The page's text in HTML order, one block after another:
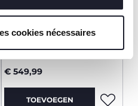
bannière, vous consentez à
du service demandé.
cookies nécessaires
+ KLEUREN
Trio Seety 2
€ 549,99
TOEVOEGEN